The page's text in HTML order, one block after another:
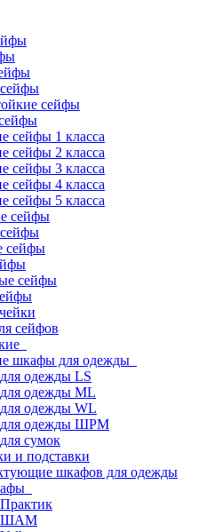
сейфы
сейфы 1 класса
сейфы 2 класса
сейфы 3 класса
сейфы 4 класса
сейфы 5 класса
сейфы
сейфы
сейфы
сейфов
шкафы для одежды
одежды LS
одежды ML
одежды WL
одежды ШРМ
сумок
и подставки
шкафов для одежды
ШАМ